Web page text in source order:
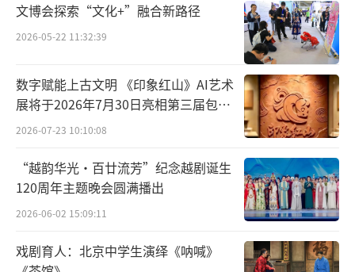
杨凤一：作为一名文艺院团的管理者，我
，因为只有具备
了良好的艺术鉴赏力和宽阔的艺术视野，才能
切实了解时代的需求、行业的现状，从而在创
作的各个环节中把握住方向，挖掘出更深层、
更丰厚的艺术文化价值和社会经济效益，打造
出“留得下、传得开”的精品。同时艺术也在
，我们都知道艺术是情感与理性的
统一，浪漫与现实的结合，而管理恰恰也是难
以量化和照搬的东西，正是因为我是从舞台上
文博会探索“文化+”融合新路径
2026-05-22 11:32:39
数字赋能上古文明 《印象红山》AI艺术
展将于2026年7月30日亮相第三届包头
艺博会
2026-07-23 10:10:08
“越韵华光·百廿流芳”纪念越剧诞生
120周年主题晚会圆满播出
2026-06-02 15:09:11
戏剧育人：北京中学生演绎《呐喊》